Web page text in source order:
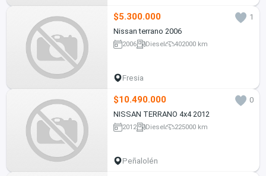
$5.300.000
1
Nissan terrano 2006
2006 Diesel 402000 km
Fresia
$10.490.000
0
NISSAN TERRANO 4x4 2012
2012 Diesel 225000 km
Peñalolén